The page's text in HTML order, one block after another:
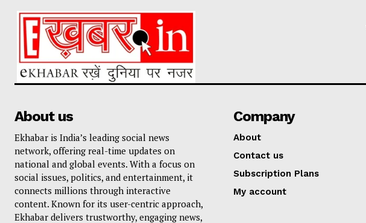
About us
Ekhabar is India’s leading social news
network, offering real-time updates on
national and global events. With a focus on
social issues, politics, and entertainment, it
connects millions through interactive
content. Known for its user-centric approach,
Ekhabar delivers trustworthy, engaging news,
Company
About
Contact us
Subscription Plans
My account